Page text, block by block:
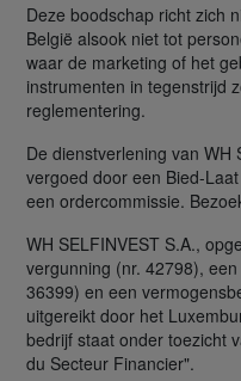
Deze boodschap richt zich
België alsook niet tot
waar de marketing of het
instrumenten in tegenstrijd
reglementering.
De dienstverlening van WH
vergoed door een Bied-
een ordercommissie.
WH SELFINVEST S.A.,
vergunning (nr. 42798),
36399) en een
uitgereikt door het
bedrijf staat onder toezicht
du Secteur Financier".